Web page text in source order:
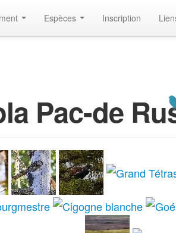
Espèces Inscription
Pac-de